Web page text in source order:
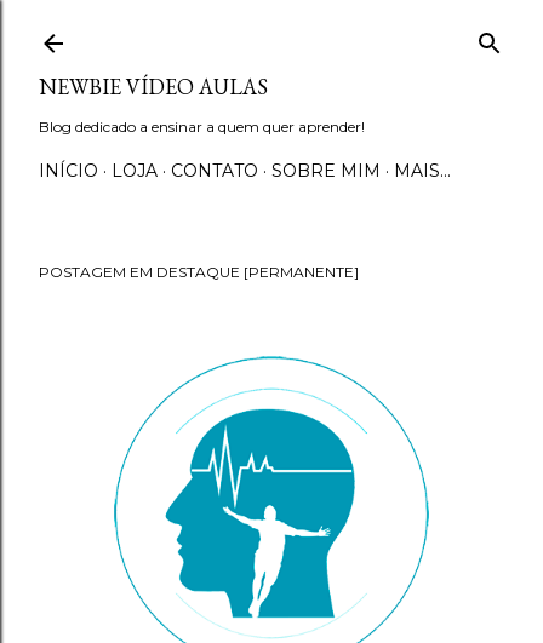
NEWBIE VÍDEO AULAS
Blog dedicado a ensinar a quem quer aprender!
INÍCIO LOJA CONTATO SOBRE MIM MAIS…
POSTAGEM EM DESTAQUE [PERMANENTE]